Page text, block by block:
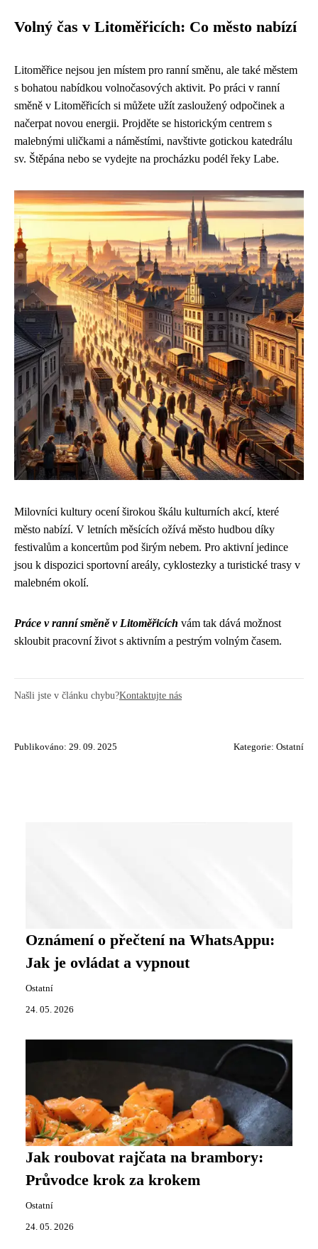
Volný čas v Litoměřicích: Co město nabízí
Litoměřice nejsou jen místem pro ranní směnu, ale také městem
s bohatou nabídkou volnočasových aktivit. Po práci v ranní
směně v Litoměřicích si můžete užít zasloužený odpočinek a
načerpat novou energii. Projděte se historickým centrem s
malebnými uličkami a náměstími, navštivte gotickou katedrálu
sv. Štěpána nebo se vydejte na procházku podél řeky Labe.
Milovníci kultury ocení širokou škálu kulturních akcí, které
město nabízí. V letních měsících ožívá město hudbou díky
festivalům a koncertům pod širým nebem. Pro aktivní jedince
jsou k dispozici sportovní areály, cyklostezky a turistické trasy v
malebném okolí.
Práce v ranní směně v Litoměřicích vám tak dává možnost
skloubit pracovní život s aktivním a pestrým volným časem.
Našli jste v článku chybu?Kontaktujte nás
Publikováno: 29. 09. 2025 Kategorie: Ostatní
Oznámení o přečtení na WhatsAppu:
Jak je ovládat a vypnout
Ostatní
24. 05. 2026
Jak roubovat rajčata na brambory:
Průvodce krok za krokem
Ostatní
24. 05. 2026